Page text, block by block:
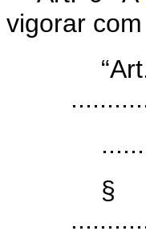
vigorar